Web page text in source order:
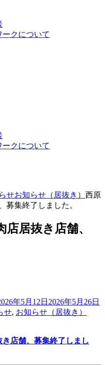
クについて
クについて
せお知らせ（居抜き） 西原
募集終了しました。
居抜き店舗、
年5月12日 2026年5月26日
せ, お知らせ（居抜き）
店舗、募集終了しまし